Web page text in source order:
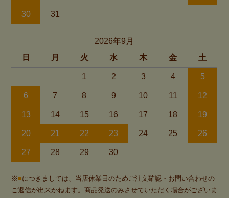
30 31
2026年9月
日
月 火 水 木 金 土
1 2 3 4 5
6 7 8 9 10 11 12
13 14 15 16 17 18 19
20 21 22 23 24 25 26
27 28 29 30
※■につきましては、当店休業日のためご注文確認・お問い合わせの
ご返信が出来かねます。商品発送のみさせていただく場合がございま